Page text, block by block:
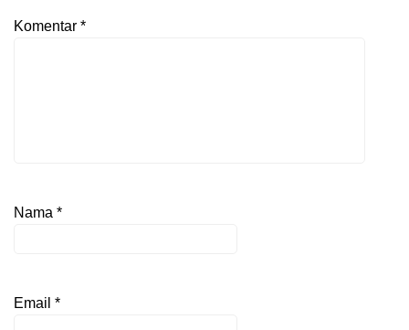
Komentar *
Nama *
Email *